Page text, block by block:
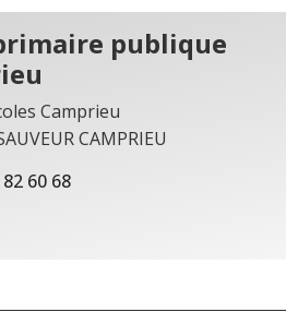
publique
Camprieu
CAMPRIEU
60 68